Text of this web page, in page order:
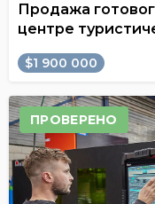
Продажа
центре
$1 900 000
ПРОВЕРЕНО